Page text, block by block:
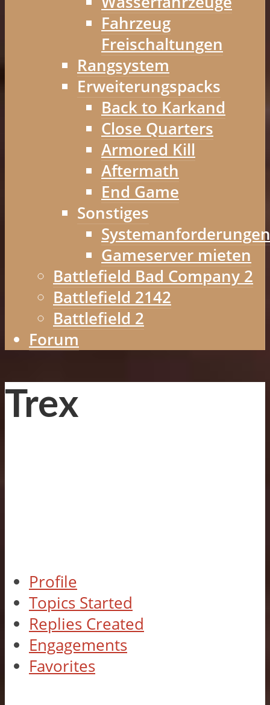
Fahrzeug
Freischaltungen
Rangsystem
Erweiterungspacks
Back to Karkand
Close Quarters
Armored Kill
Aftermath
End Game
Sonstiges
Systemanforderungen
Gameserver mieten
Battlefield Bad Company 2
Battlefield 2142
Battlefield 2
Forum
Trex
Profile
Topics Started
Replies Created
Engagements
Favorites